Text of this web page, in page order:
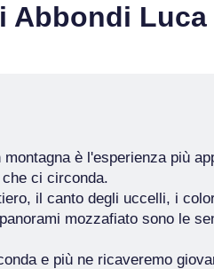
Abbondi Luca
è l'esperienza più
ci circonda.
il canto degli uccelli, i
mozzafiato sono le
e più ne ricaveremo